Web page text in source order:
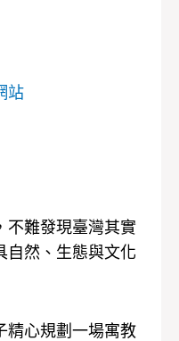
站
不難發現臺灣其實
自然、生態與文化
精心規劃一場寓教